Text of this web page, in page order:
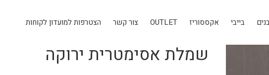
בייבי אקססוריז OUTLET צור קשר הצטרפות למועדון לקוחות
שמלת אסימטרית ירוקה